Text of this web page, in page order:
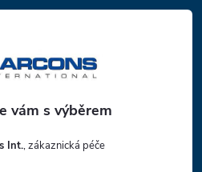
Int.